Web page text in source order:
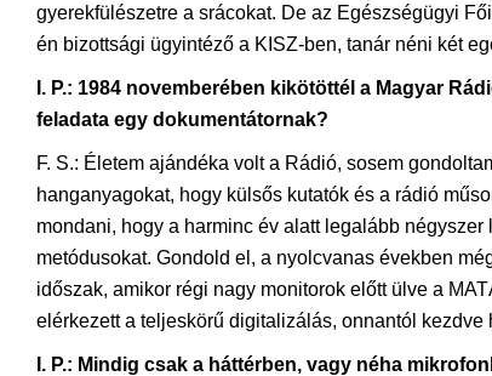
gyerekfülészetre a srácokat. De az Egészségügyi
én bizottsági ügyintéző a KISZ-ben, tanár néni két
I. P.: 1984 novemberében kikötöttél a Magyar
feladata egy dokumentátornak?
F. S.: Életem ajándéka volt a Rádió, sosem
hanganyagokat, hogy külsős kutatók és a rádió
mondani, hogy a harminc év alatt legalább
metódusokat. Gondold el, a nyolcvanas években
időszak, amikor régi nagy monitorok előtt ülve a
elérkezett a teljeskörű digitalizálás, onnantól
I. P.: Mindig csak a háttérben, vagy néha